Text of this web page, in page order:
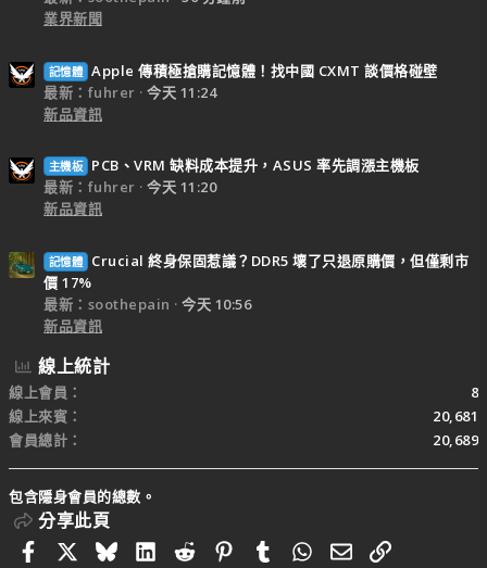
業界新聞
記憶體 Apple 傳積極搶購記憶體！找中國 CXMT 談價格碰壁
最新：fuhrer
今天 11:24
新品資訊
主機板
PCB、VRM 缺料成本提升，ASUS 率先調漲主機板
最新：fuhrer
今天 11:20
新品資訊
記憶體
Crucial 終身保固惹議？DDR5 壞了只退原購價，但僅剩市
價 17%
最新：soothepain
今天 10:56
新品資訊
線上統計
線上會員
8
線上來賓
20,681
會員總計
20,689
包含隱身會員的總數。
分享此頁
FacebookBlueskyLinkedIn
RedditPinterestTumblrWhatsApp
電子郵件
連結